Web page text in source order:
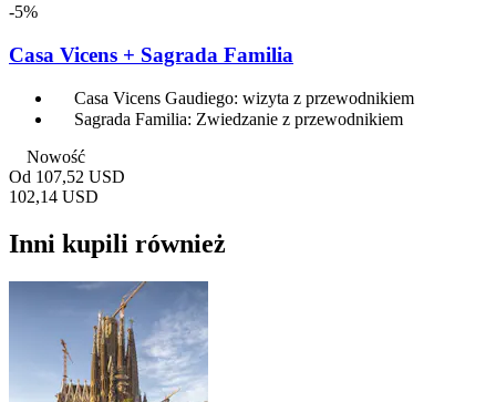
-5%
Casa Vicens + Sagrada Familia
Casa Vicens Gaudiego: wizyta z przewodnikiem
Sagrada Familia: Zwiedzanie z przewodnikiem
Nowość
Od 107,52 USD
102,14 USD
Inni kupili również